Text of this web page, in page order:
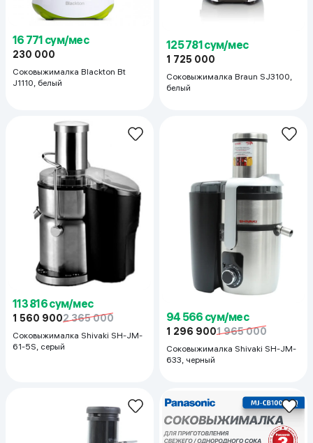
16 771 сум/мес
230 000
Соковыжималка Blackton Bt
J1110, белый
125 781 сум/мес
1 725 000
Соковыжималка Braun SJ3100,
белый
113 816 сум/мес
1 560 9002 365 000
Соковыжималка Shivaki SH-JM-
61-5S, серый
94 566 сум/мес
1 296 9001 965 000
Соковыжималка Shivaki SH-JM-
633, черный